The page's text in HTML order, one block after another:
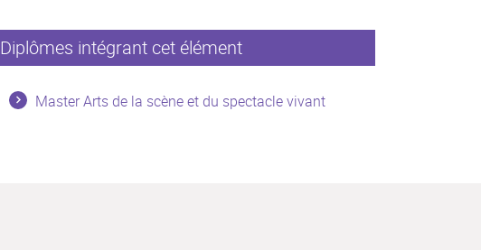
Diplômes intégrant cet élément
Master Arts de la scène et du spectacle vivant